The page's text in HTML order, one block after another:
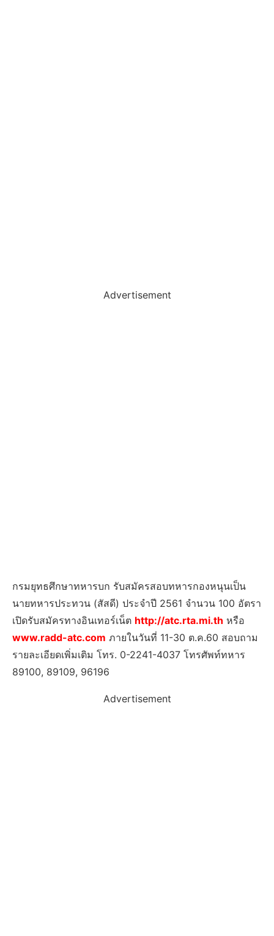
Advertisement
กรมยุทธศึกษาทหารบก รับสมัครสอบทหารกองหนุนเป็น
นายทหารประทวน (สัสดี) ประจำปี 2561 จำนวน 100 อัตรา
เปิดรับสมัครทางอินเทอร์เน็ต http://atc.rta.mi.th หรือ
www.radd-atc.com ภายในวันที่ 11-30 ต.ค.60 สอบถาม
รายละเอียดเพิ่มเติม โทร. 0-2241-4037 โทรศัพท์ทหาร
89100, 89109, 96196
Advertisement